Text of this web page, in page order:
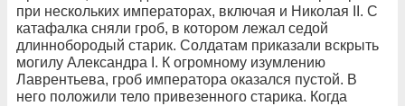
при нескольких императорах, включая и Николая II. С
катафалка сняли гроб, в котором лежал седой
длиннобородый старик. Солдатам приказали вскрыть
могилу Александра I. К огромному изумлению
Лаврентьева, гроб императора оказался пустой. В
него положили тело привезенного старика. Когда